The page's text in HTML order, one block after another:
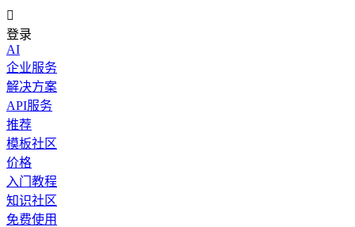

登录
AI
企业服务
解决方案
API服务
推荐
模板社区
价格
入门教程
知识社区
免费使用